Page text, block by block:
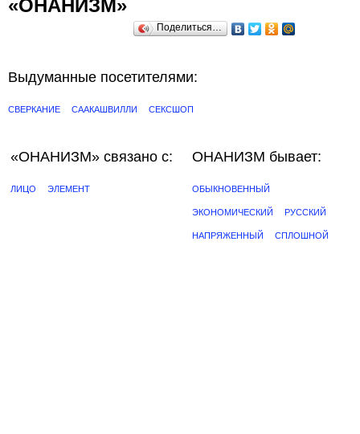
«ОНАНИЗМ»
Поделиться…
Выдуманные посетителями:
СВЕРКАНИЕ СААКАШВИЛЛИ СЕКСШОП
«ОНАНИЗМ» связано с:
ЛИЦО ЭЛЕМЕНТ
ОНАНИЗМ бывает:
ОБЫКНОВЕННЫЙ
ЭКОНОМИЧЕСКИЙ РУССКИЙ
НАПРЯЖЕННЫЙ СПЛОШНОЙ